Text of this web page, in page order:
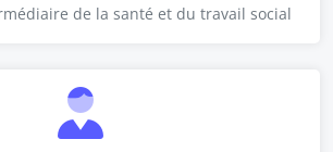
de la santé et du travail social